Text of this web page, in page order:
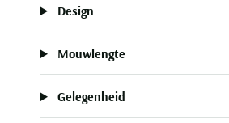
Design
Mouwlengte
Gelegenheid